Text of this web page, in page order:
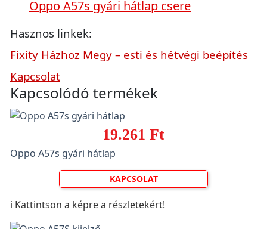
Oppo A57s gyári hátlap csere
Hasznos linkek:
Fixity Házhoz Megy – esti és hétvégi beépítés
Kapcsolat
Kapcsolódó termékek
19.261 Ft
Oppo A57s gyári hátlap
KAPCSOLAT
ℹ️ Kattintson a képre a részletekért!